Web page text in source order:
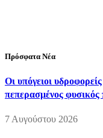
Πρόσφατα Νέα
Οι υπόγειοι
πεπερασμένος φυσικός
7 Αυγούστου 2026